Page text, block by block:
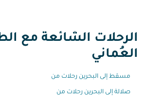
الرحلات الشائعة مع
العُماني
مسقط إلى البحرين رحلات من
صلالة إلى البحرين رحلات من